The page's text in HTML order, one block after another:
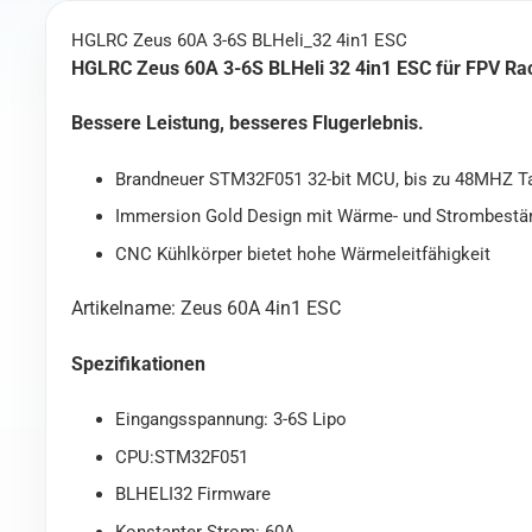
HGLRC Zeus 60A 3-6S BLHeli_32 4in1 ESC
HGLRC Zeus 60A 3-6S BLHeli 32 4in1 ESC für FPV
Bessere Leistung, besseres Flugerlebnis.
Brandneuer STM32F051 32-bit MCU, bis zu 48MHZ
Immersion Gold Design mit Wärme- und
CNC Kühlkörper bietet hohe Wärmeleitfähigkeit
Artikelname: Zeus 60A 4in1 ESC
Spezifikationen
Eingangsspannung: 3-6S Lipo
CPU:STM32F051
BLHELI32 Firmware